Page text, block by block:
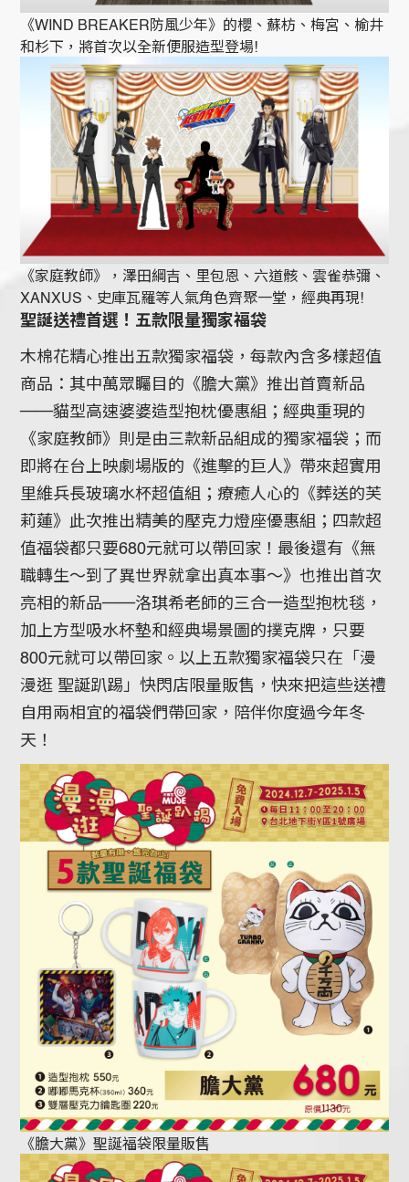
《WIND BREAKER防風少年》的櫻、蘇枋、梅宮、榆井
和杉下，將首次以全新便服造型登場!
《家庭教師》，澤田綱吉、里包恩、六道骸、雲雀恭彌、
XANXUS、史庫瓦羅等人氣角色齊聚一堂，經典再現!
聖誕送禮首選！五款限量獨家福袋
木棉花精心推出五款獨家福袋，每款內含多樣超值
商品：其中萬眾矚目的《膽大黨》推出首賣新品
──貓型高速婆婆造型抱枕優惠組；經典重現的
《家庭教師》則是由三款新品組成的獨家福袋；而
即將在台上映劇場版的《進擊的巨人》帶來超實用
里維兵長玻璃水杯超值組；療癒人心的《葬送的芙
莉蓮》此次推出精美的壓克力燈座優惠組；四款超
值福袋都只要680元就可以帶回家！最後還有《無
職轉生～到了異世界就拿出真本事～》也推出首次
亮相的新品──洛琪希老師的三合一造型抱枕毯，
加上方型吸水杯墊和經典場景圖的撲克牌，只要
800元就可以帶回家。以上五款獨家福袋只在「漫
漫逛 聖誕趴踢」快閃店限量販售，快來把這些送禮
自用兩相宜的福袋們帶回家，陪伴你度過今年冬
天！
《膽大黨》聖誕福袋限量販售